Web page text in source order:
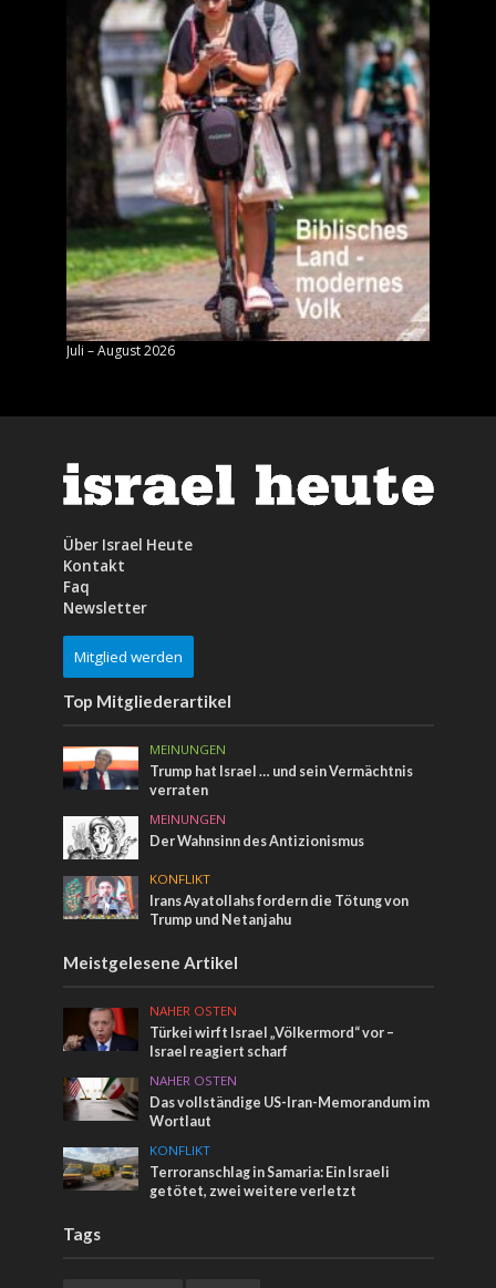
Juli – August 2026
Über Israel Heute
Kontakt
Faq
Newsletter
Mitglied werden
Top Mitgliederartikel
MEINUNGEN
Trump hat Israel … und sein Vermächtnis
verraten
MEINUNGEN
Der Wahnsinn des Antizionismus
KONFLIKT
Irans Ayatollahs fordern die Tötung von
Trump und Netanjahu
Meistgelesene Artikel
NAHER OSTEN
Türkei wirft Israel „Völkermord“ vor –
Israel reagiert scharf
NAHER OSTEN
Das vollständige US-Iran-Memorandum im
Wortlaut
KONFLIKT
Terroranschlag in Samaria: Ein Israeli
getötet, zwei weitere verletzt
Tags